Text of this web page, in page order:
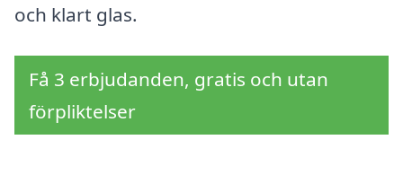
och klart glas.
Få 3 erbjudanden, gratis och utan
förpliktelser